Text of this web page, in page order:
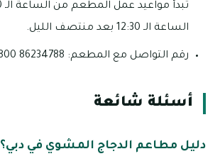
الساعة الـ 12:30 بعد منتصف الليل.
رقم التواصل مع المطعم: 86234788 800.
أسئلة شائعة
دليل مطاعم الدجاج المشوي في دبي؟